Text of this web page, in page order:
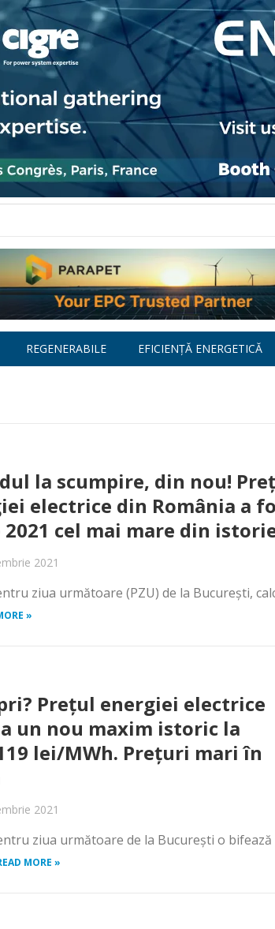
REGENERABILE EFICIENȚĂ ENERGETICĂ
la scumpire, din nou!
electrice din România a
cel mai mare din
2021
ziua următoare (PZU) de la București,
»
Prețul energiei electrice
un nou maxim istoric la
lei/MWh. Prețuri mari în
2021
ziua următoare de la București o bifează
MORE »